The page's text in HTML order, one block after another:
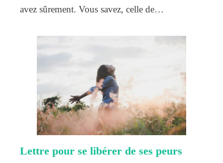
avez sûrement. Vous savez, celle de…
Lettre pour se libérer de ses peurs